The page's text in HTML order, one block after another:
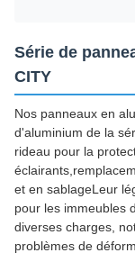
Série de
CITY
Nos panneaux en
d'aluminium de la
rideau pour la
et en sablageLeur
pour les immeubles
diverses charges,
problèmes de